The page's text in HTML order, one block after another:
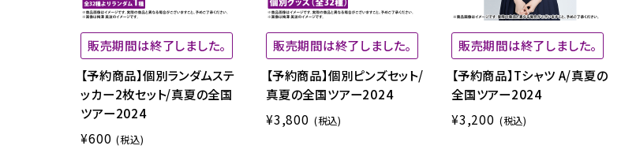
販売期間は終了しました。
【予約商品】個別ランダムステ
ッカー2枚セット/真夏の全国
ツアー2024
¥600 (税込)
販売期間は終了しました。
【予約商品】個別ピンズセット/
真夏の全国ツアー2024
¥3,800 (税込)
販売期間は終了しました。
【予約商品】Tシャツ A/真夏の
全国ツアー2024
¥3,200 (税込)